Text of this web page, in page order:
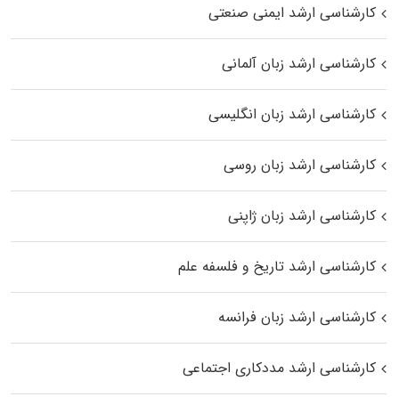
کارشناسی ارشد ایمنی صنعتی
کارشناسی ارشد زبان آلمانی
کارشناسی ارشد زبان انگلیسی
کارشناسی ارشد زبان روسی
کارشناسی ارشد زبان ژاپنی
کارشناسی ارشد تاریخ و فلسفه علم
کارشناسی ارشد زبان فرانسه
کارشناسی ارشد مددکاری اجتماعی